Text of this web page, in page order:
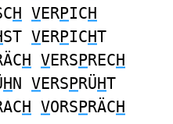
H VERPICH
ST VERPICHT
H VERSPRECH
HN VERSPRÜHT
H VORSPRÄCH